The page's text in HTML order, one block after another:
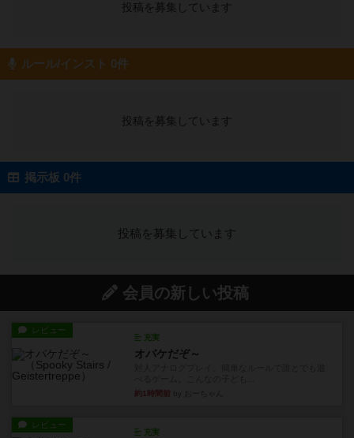
投稿を募集しています
ルール/インスト 0件
投稿を募集しています
掲示板 0件
投稿を募集しています
会員の新しい投稿
レビュー
充実
オバケだぞ～
約1時間前
レビュー
充実